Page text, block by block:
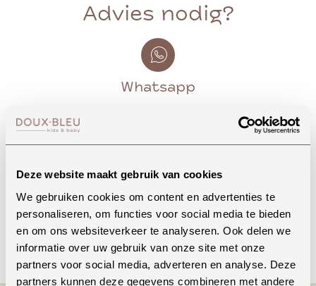
Deze website maakt gebruik van cookies
We gebruiken cookies om content en advertenties te
personaliseren, om functies voor social media te bieden
en om ons websiteverkeer te analyseren. Ook delen we
informatie over uw gebruik van onze site met onze
partners voor social media, adverteren en analyse. Deze
partners kunnen deze gegevens combineren met andere
Advies nodig?
Whatsapp
Bekijk openingstijden
Bellen